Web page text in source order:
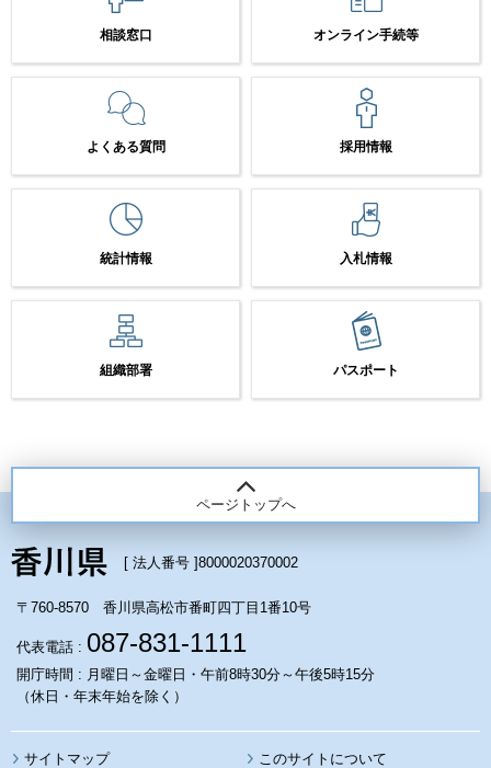
相談窓口 オンライン手続等
よくある質問 採用情報
統計情報 入札情報
組織部署 パスポート
ページトップへ
[ 法人番号 ]8000020370002
〒760-8570 香川県高松市番町四丁目1番10号
代表電話 : 087-831-1111
開庁時間 : 月曜日～金曜日・午前8時30分～午後5時15分
（休日・年末年始を除く）
サイトマップ このサイトについて